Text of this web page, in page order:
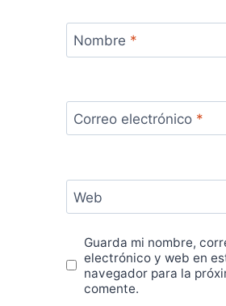
Nombre *
Correo electrónico *
Web
Guarda mi nombre,
electrónico y web en
navegador para la
comente.